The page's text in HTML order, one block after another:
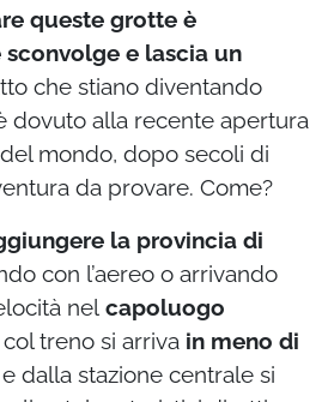
queste grotte è
sconvolge e lascia un
che stiano diventando
dovuto alla recente apertura
mondo, dopo secoli di
da provare. Come?
la provincia di
con l’aereo o arrivando
nel capoluogo
treno si arriva in meno di
e dalla stazione centrale si